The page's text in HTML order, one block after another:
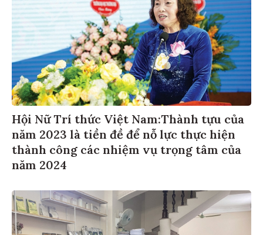
Hội Nữ Trí thức Việt Nam:Thành tựu của
năm 2023 là tiền đề để nỗ lực thực hiện
thành công các nhiệm vụ trọng tâm của
năm 2024